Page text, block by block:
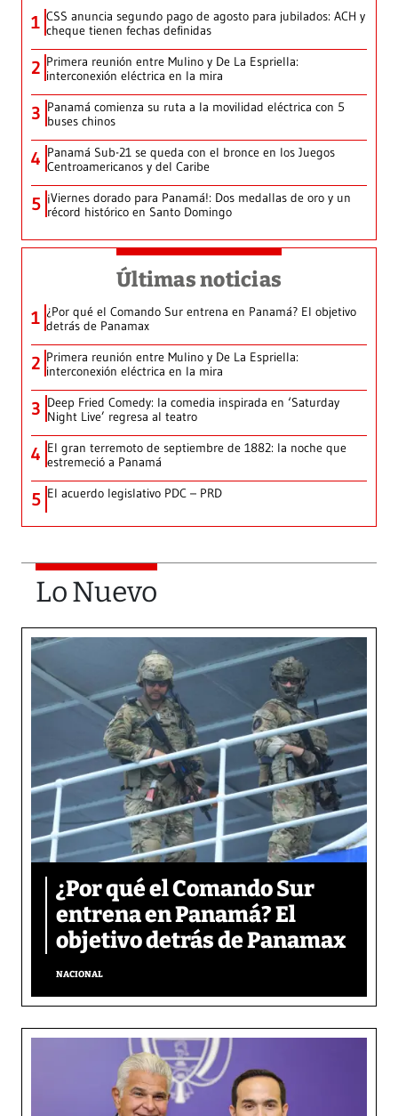
1 CSS anuncia segundo pago de agosto para jubilados: ACH y
cheque tienen fechas definidas
2 Primera reunión entre Mulino y De La Espriella:
interconexión eléctrica en la mira
3 Panamá comienza su ruta a la movilidad eléctrica con 5
buses chinos
4 Panamá Sub-21 se queda con el bronce en los Juegos
Centroamericanos y del Caribe
5 ¡Viernes dorado para Panamá!: Dos medallas de oro y un
récord histórico en Santo Domingo
Últimas noticias
1 ¿Por qué el Comando Sur entrena en Panamá? El objetivo
detrás de Panamax
2 Primera reunión entre Mulino y De La Espriella:
interconexión eléctrica en la mira
3 Deep Fried Comedy: la comedia inspirada en ‘Saturday
Night Live’ regresa al teatro
4 El gran terremoto de septiembre de 1882: la noche que
estremeció a Panamá
5 El acuerdo legislativo PDC – PRD
Lo Nuevo
¿Por qué el Comando Sur
entrena en Panamá? El
objetivo detrás de Panamax
NACIONAL